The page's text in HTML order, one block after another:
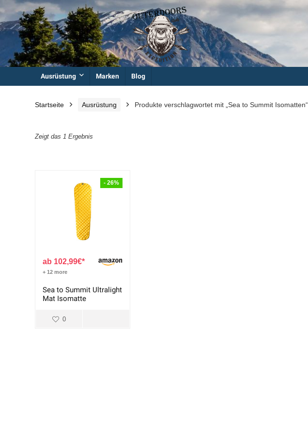
Ausrüstung Marken Blog
Startseite Ausrüstung Produkte verschlagwortet mit „Sea to Summit Isomatten“
Zeigt das 1 Ergebnis
- 26%
102,99€
+ 12 more
Sea to Summit Ultralight
Mat Isomatte
0